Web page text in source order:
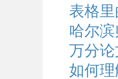
表格
哈尔
万分
如何